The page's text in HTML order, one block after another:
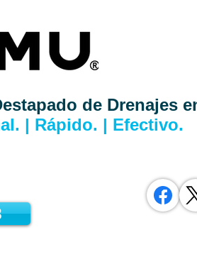
de Drenajes
| Rápido. | Efectivo.